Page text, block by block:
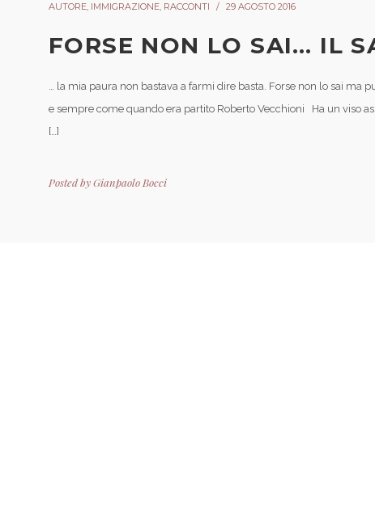
AUTORE, IMMIGRAZIONE, RACCONTI 29 AGOSTO 2016
FORSE NON LO SAI… IL
… la mia paura non bastava a farmi dire basta. Forse non lo sai ma
e sempre come quando era partito Roberto Vecchioni Ha un viso
[…]
Posted byGianpaolo Bocci